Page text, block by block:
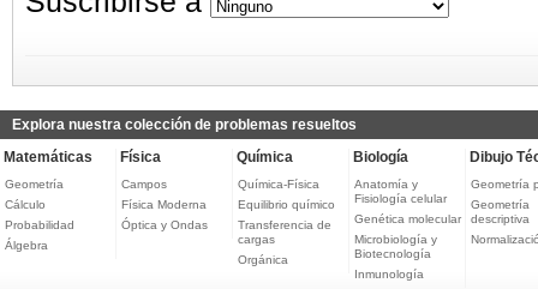
Explora nuestra colección de problemas resueltos
Matemáticas
Geometría
Cálculo
Probabilidad
Álgebra
Física
Campos
Física Moderna
Óptica y Ondas
Química
Química-Física
Equilibrio químico
Transferencia de
cargas
Orgánica
Biología
Anatomía y
Fisiología celular
Genética molecular
Microbiología y
Biotecnología
Inmunología
Dibujo
Geometría
Geometría
descriptiva